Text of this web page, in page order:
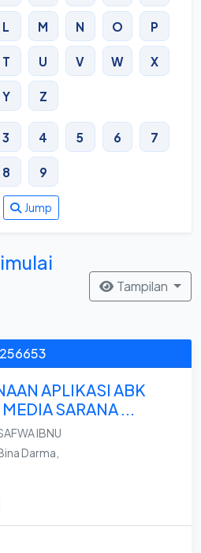
L M N O P
T U V W X
Y Z
3 4 5 6 7
8 9
Jump
Tampilan
APLIKASI ABK
SARANA ...
IBNU
Darma,